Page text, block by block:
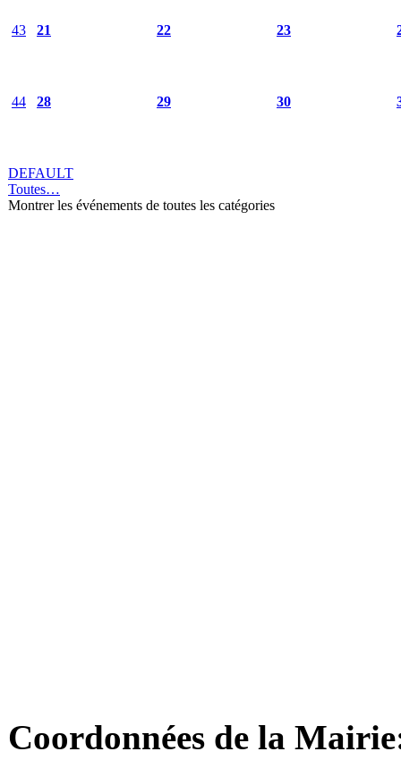
43 21 22 23
44 28 29 30
DEFAULT
Toutes…
Montrer les événements de toutes les catégories
Coordonnées de la